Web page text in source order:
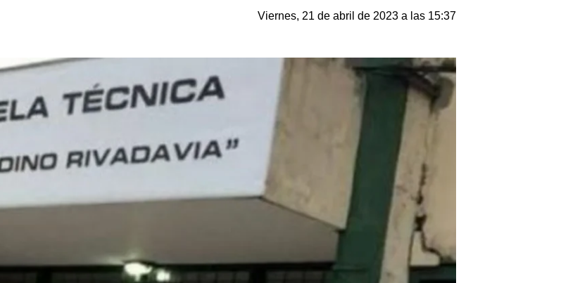
Viernes, 21 de abril de 2023 a las 15:37